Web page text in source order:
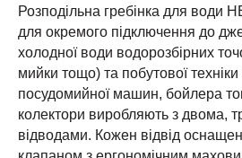
Розподільна гребінка для води
для окремого підключення до
холодної води водорозбірних
мийки тощо) та побутової техніки
посудомийної машин, бойлера
колектори виробляють з двома,
відводами. Кожен відвід